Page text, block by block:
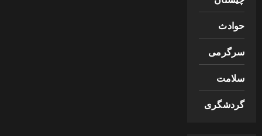
حوادث
سرگرمی
سلامت
گردشگری